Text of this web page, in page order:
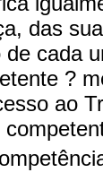
das
cada
?
ao